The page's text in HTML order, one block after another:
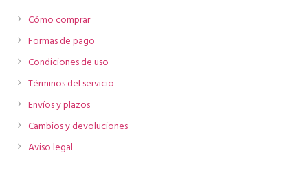
Cómo comprar
Formas de pago
Condiciones de uso
Términos del servicio
Envíos y plazos
Cambios y devoluciones
Aviso legal